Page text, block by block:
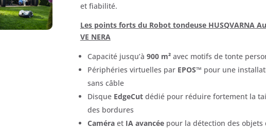
et fiabilité.
Les points forts du Robot tondeuse HUSQVARNA
VE NERA
Capacité jusqu’à 900 m²avec motifs de tonte
Périphéries virtuelles par EPOS™ pour une
sans câble
Disque EdgeCutdédié pour réduire fortement la
des bordures
Caméraet IA avancéepour la détection des objets